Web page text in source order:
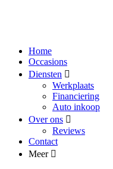
Home
Occasions
Diensten
Werkplaats
Financiering
Auto inkoop
Over ons
Reviews
Contact
Meer